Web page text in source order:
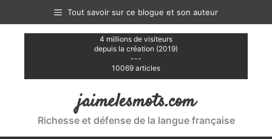
contenu
Tout savoir sur ce blogue et son auteur
4 millions de visiteurs
depuis la création (2019)
---
10069 articles
jaimelesmots.com
Richesse et défense de la langue française